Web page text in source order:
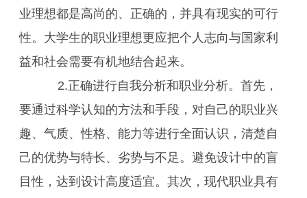
业理想都是高尚的、正确的，并具有现实的可行
性。大学生的职业理想更应把个人志向与国家利
益和社会需要有机地结合起来。
2.正确进行自我分析和职业分析。首先，
要通过科学认知的方法和手段，对自己的职业兴
趣、气质、性格、能力等进行全面认识，清楚自
己的优势与特长、劣势与不足。避免设计中的盲
目性，达到设计高度适宜。其次，现代职业具有